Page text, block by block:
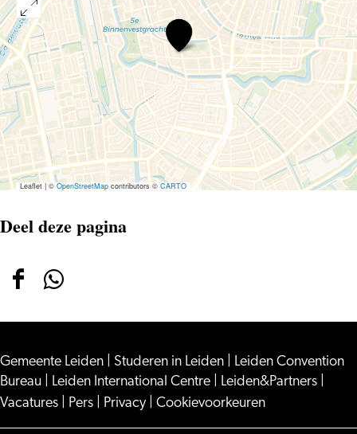
EURITMIEVOORSTELLING,
‘ER
IS
BERICHT,
OVER
EN
WEER’
Leaflet| ©OpenStreetMap contributors ©CARTO
Deel deze pagina
Deel
op
Facebook
Deel
op
WhatsApp
Gemeente Leiden Studeren in Leiden
Leiden Convention
Bureau
Leiden International Centre Leiden&Partners
Vacatures
Pers Privacy Cookievoorkeuren